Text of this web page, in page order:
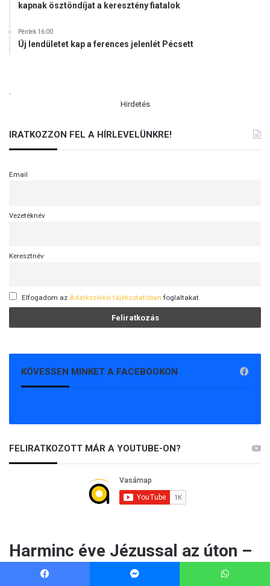
kapnak ösztöndíjat a keresztény fiatalok
Péntek 16:00
Új lendületet kap a ferences jelenlét Pécsett
.
Hirdetés
IRATKOZZON FEL A HÍRLEVELÜNKRE!
Email
Vezetéknév
Keresztnév
Elfogadom az Adatkezelési tájékoztatóban foglaltakat.
KÖVESSEN MINKET A FACEBOOKON
FELIRATKOZOTT MÁR A YOUTUBE-ON?